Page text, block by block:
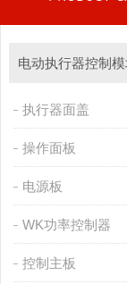
电动执行器控制
执行器面盖
操作面板
电源板
WK功率控制器
控制主板